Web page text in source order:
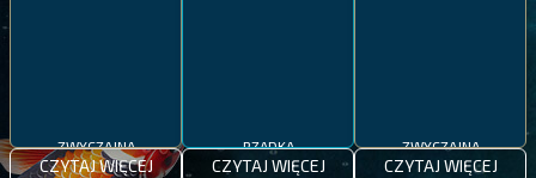
ZWYCZAJNA
CZYTAJ WIĘCEJ
RZADKA
CZYTAJ WIĘCEJ
ZWYCZAJNA
CZYTAJ WIĘCEJ